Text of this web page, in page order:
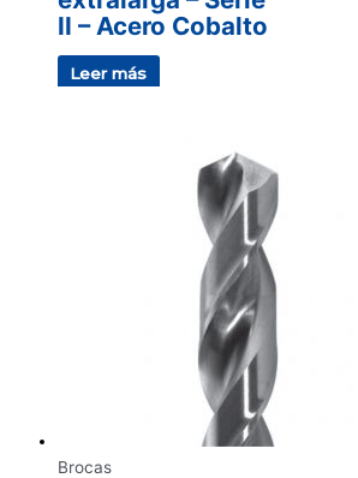
II – Acero Cobalto
Leer más
Brocas